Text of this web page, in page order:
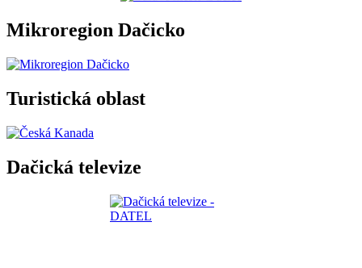
Mikroregion Dačicko
Turistická oblast
Dačická televize